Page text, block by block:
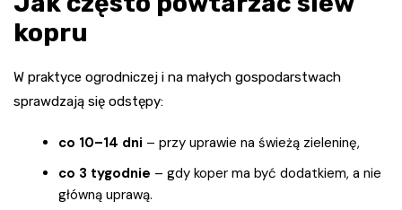
kopru
W praktyce ogrodniczej i na małych gospodarstwach
sprawdzają się odstępy:
co 10–14 dni – przy uprawie na świeżą zieleninę,
co 3 tygodnie – gdy koper ma być dodatkiem, a nie
główną uprawą.